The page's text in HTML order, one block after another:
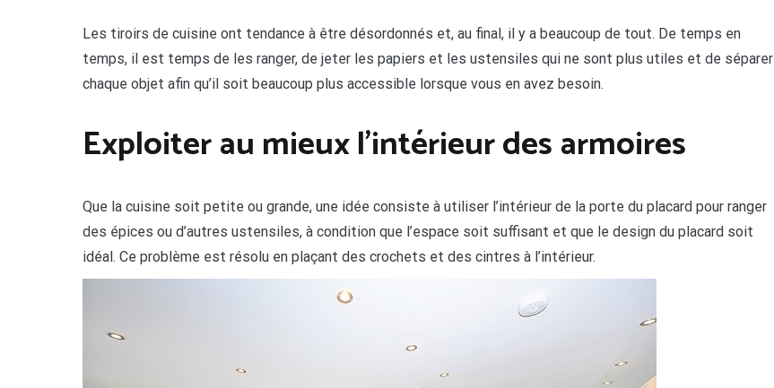
Les tiroirs de cuisine ont tendance à être désordonnés et, au final, il y a beaucoup de tout. De temps en
temps, il est temps de les ranger, de jeter les papiers et les ustensiles qui ne sont plus utiles et de séparer
chaque objet afin qu’il soit beaucoup plus accessible lorsque vous en avez besoin.
Exploiter au mieux l’intérieur des armoires
Que la cuisine soit petite ou grande, une idée consiste à utiliser l’intérieur de la porte du placard pour ranger
des épices ou d’autres ustensiles, à condition que l’espace soit suffisant et que le design du placard soit
idéal. Ce problème est résolu en plaçant des crochets et des cintres à l’intérieur.